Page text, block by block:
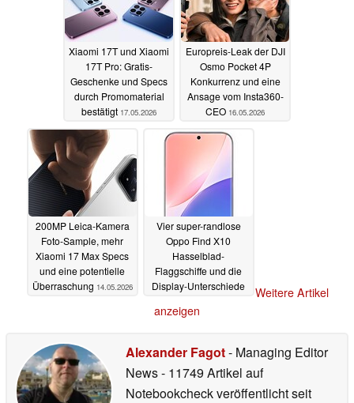
Xiaomi 17T und Xiaomi
17T Pro: Gratis-
Geschenke und Specs
durch Promomaterial
bestätigt 17.05.2026
Europreis-Leak der DJI
Osmo Pocket 4P
Konkurrenz und eine
Ansage vom Insta360-
CEO 16.05.2026
200MP Leica-Kamera
Foto-Sample, mehr
Xiaomi 17 Max Specs
und eine potentielle
Überraschung 14.05.2026
Vier super-randlose
Oppo Find X10
Hasselblad-
Flaggschiffe und die
Display-Unterschiede
14.05.2026
Weitere Artikel
anzeigen
Alexander Fagot- Managing Editor
News- 11749 Artikel auf
Notebookcheck veröffentlichtseit